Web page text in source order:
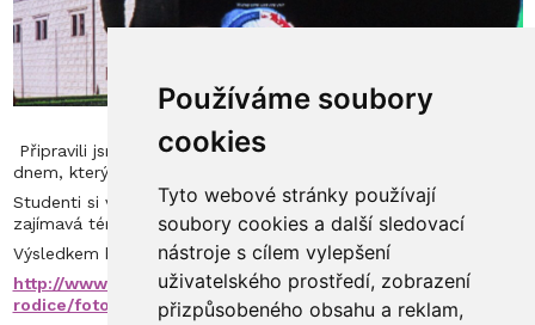
Používáme soubory
cookies
Tyto webové stránky používají
soubory cookies a další sledovací
nástroje s cílem vylepšení
uživatelského prostředí, zobrazení
přizpůsobeného obsahu a reklam,
Připravili jsme pro vás fotografické ohlédnutí za projektovým
dnem, který se konal na vyšším gymnáziu dne 16.5.2019
Studenti si vybírali z bohaté nabídky projektů zaměřených na
zajímavá témata, tradiční i méně tradiční činnosti.
Výsledkem byla radost z dobře vydařené společné práce.
http://www.bisgymbb.cz/pro-studenty-
rodice/fotogalerie/projektovy-den-1652019